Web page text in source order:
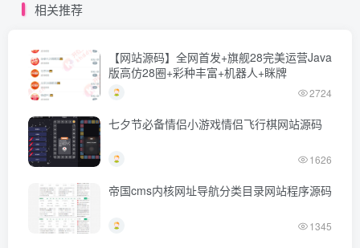
相关推荐
【网站源码】全网首发+旗舰28完美运营Java
版高仿28圈+彩种丰富+机器人+眯牌
2724
七夕节必备情侣小游戏情侣飞行棋网站源码
1626
帝国cms内核网址导航分类目录网站程序源码
1345